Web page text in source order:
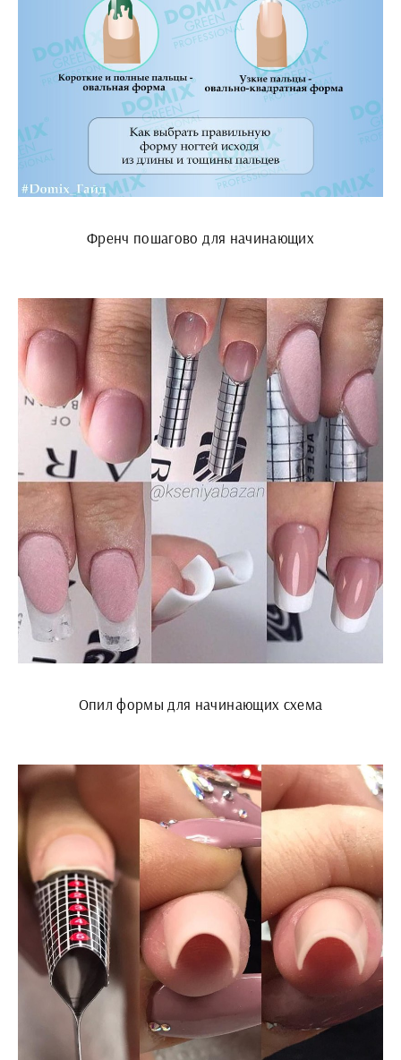
Френч пошагово для начинающих
Опил формы для начинающих схема